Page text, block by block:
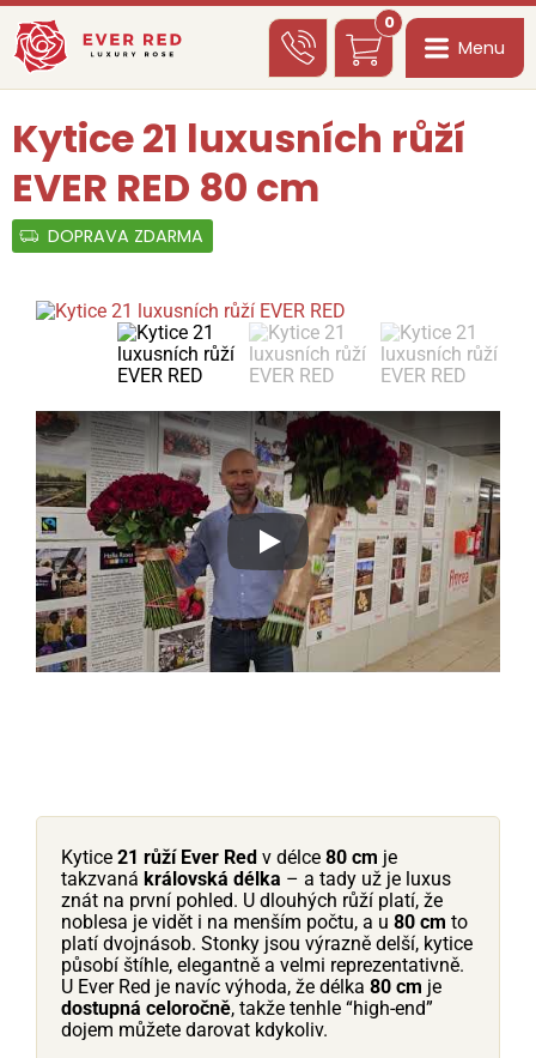
0
Menu
Kytice 21 luxusních růží
EVER RED 80 cm
DOPRAVA ZDARMA
Play
Kytice 21 růží Ever Red v délce 80 cm je
takzvaná královská délka – a tady už je luxus
znát na první pohled. U dlouhých růží platí, že
noblesa je vidět i na menším počtu, a u 80 cm to
platí dvojnásob. Stonky jsou výrazně delší, kytice
působí štíhle, elegantně a velmi reprezentativně.
U Ever Red je navíc výhoda, že délka 80 cm je
dostupná celoročně, takže tenhle “high-end”
dojem můžete darovat kdykoliv.